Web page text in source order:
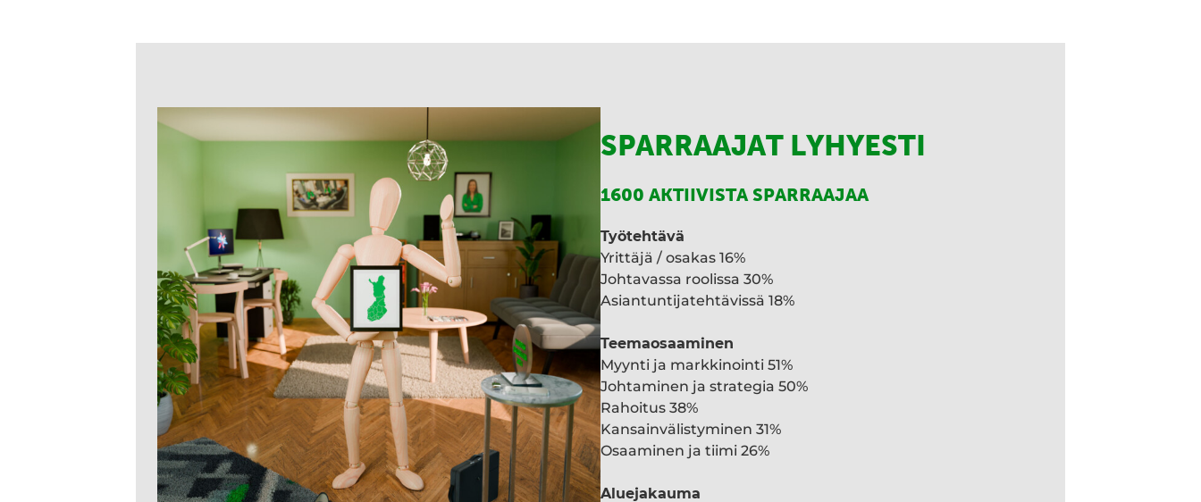
SPARRAAJAT LYHYESTI
1600 AKTIIVISTA SPARRAAJAA
Työtehtävä
Yrittäjä / osakas 16%
Johtavassa roolissa 30%
Asiantuntijatehtävissä 18%
Teemaosaaminen
Myynti ja markkinointi 51%
Johtaminen ja strategia 50%
Rahoitus 38%
Kansainvälistyminen 31%
Osaaminen ja tiimi 26%
Aluejakauma